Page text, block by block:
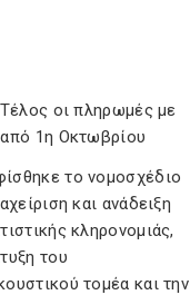
Τέλος οι πληρωμές με
1η Οκτωβρίου
το νομοσχέδιο
και ανάδειξη
κληρονομιάς,
του
τομέα και την